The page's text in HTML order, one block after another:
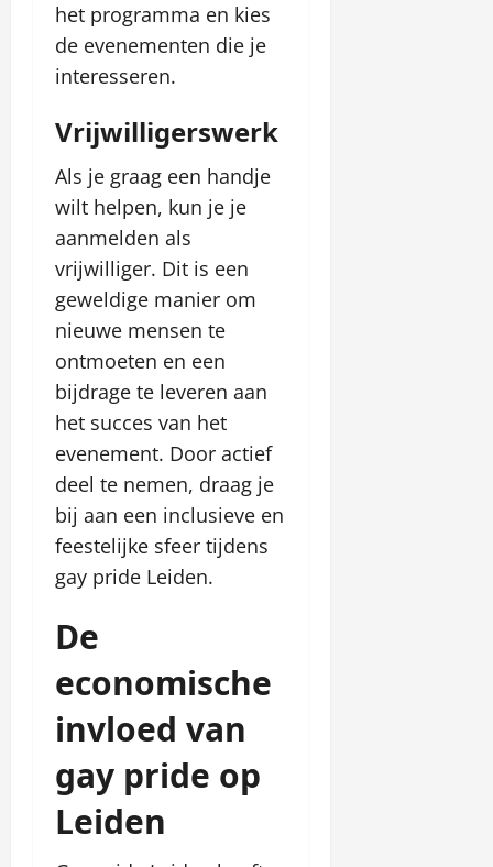
het programma en kies
de evenementen die je
interesseren.
Vrijwilligerswerk
Als je graag een handje
wilt helpen, kun je je
aanmelden als
vrijwilliger. Dit is een
geweldige manier om
nieuwe mensen te
ontmoeten en een
bijdrage te leveren aan
het succes van het
evenement. Door actief
deel te nemen, draag je
bij aan een inclusieve en
feestelijke sfeer tijdens
gay pride Leiden.
De
economische
invloed van
gay pride op
Leiden